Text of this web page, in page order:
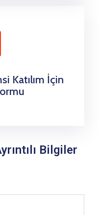
Katılım İçin
Bilgiler